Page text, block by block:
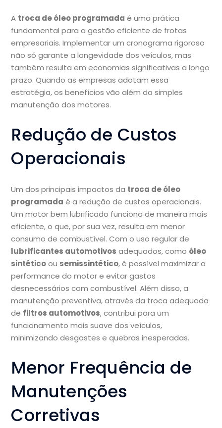
A troca de óleo programada é uma prática
fundamental para a gestão eficiente de frotas
empresariais. Implementar um cronograma rigoroso
não só garante a longevidade dos veículos, mas
também resulta em economias significativas a longo
prazo. Quando as empresas adotam essa
estratégia, os benefícios vão além da simples
manutenção dos motores.
Redução de Custos
Operacionais
Um dos principais impactos da troca de óleo
programada é a redução de custos operacionais.
Um motor bem lubrificado funciona de maneira mais
eficiente, o que, por sua vez, resulta em menor
consumo de combustível. Com o uso regular de
lubrificantes automotivos adequados, como óleo
sintéticoou semissintético, é possível maximizar a
performance do motor e evitar gastos
desnecessários com combustível. Além disso, a
manutenção preventiva, através da troca adequada
de filtros automotivos, contribui para um
funcionamento mais suave dos veículos,
minimizando desgastes e quebras inesperadas.
Menor Frequência de
Manutenções
Corretivas